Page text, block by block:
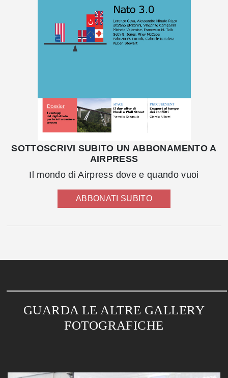
SOTTOSCRIVI SUBITO UN ABBONAMENTO A
AIRPRESS
Il mondo di Airpress dove e quando vuoi
ABBONATI SUBITO
GUARDA LE ALTRE GALLERY
FOTOGRAFICHE